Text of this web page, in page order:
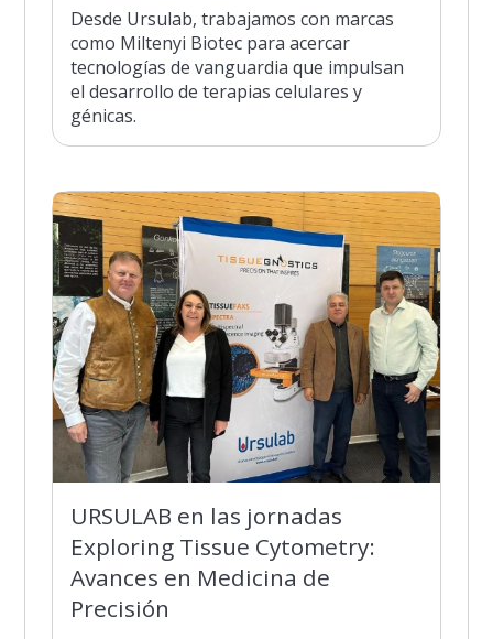
Desde Ursulab, trabajamos con marcas
como Miltenyi Biotec para acercar
tecnologías de vanguardia que impulsan
el desarrollo de terapias celulares y
génicas.
URSULAB en las jornadas
Exploring Tissue Cytometry:
Avances en Medicina de
Precisión